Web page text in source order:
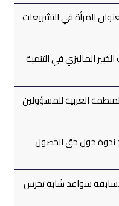
المرأة في التشريعات
الماليزي في التنمية
العربية للمسؤولين
ندوة حول حق الحصول
سواعد شابة تحرس